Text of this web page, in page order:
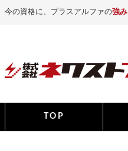
今の資格に、プラスアルファの強み
TOP